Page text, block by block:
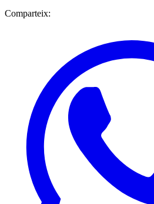
Comparteix: